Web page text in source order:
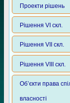
Проекти рішень
Рішення VI скл.
Рішення VII скл.
Рішення VIII скл.
Об’єкти права
власності